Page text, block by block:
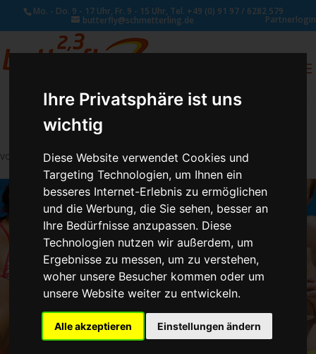
Ihre Privatsphäre ist uns
wichtig
Diese Website verwendet Cookies und
Targeting Technologien, um Ihnen ein
besseres Internet-Erlebnis zu ermöglichen
und die Werbung, die Sie sehen, besser an
Ihre Bedürfnisse anzupassen. Diese
Technologien nutzen wir außerdem, um
Ergebnisse zu messen, um zu verstehen,
woher unsere Besucher kommen oder um
unsere Website weiter zu entwickeln.
Alle akzeptieren Einstellungen ändern
Mo. - Do. 9 - 17 Uhr, Fr. 9 - 15 Uhr, Tel. +49 (0) 91 97 / 6282 579
butterfly@schmetterling.de Partnerlogin
von Susan Naumann|Jan. 4, 2018